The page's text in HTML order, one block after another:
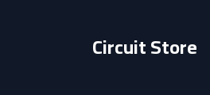
Circuit Store